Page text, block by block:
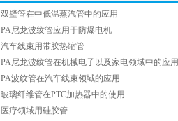
双壁管在中低温蒸汽管中的应用
PA尼龙波纹管应用于防爆电机
汽车线束用带胶热缩管
PA尼龙波纹管在机械电子以及家电领域中的应用
PA波纹管在汽车线束领域的应用
玻璃纤维管在PTC加热器中的使用
医疗领域用硅胶管